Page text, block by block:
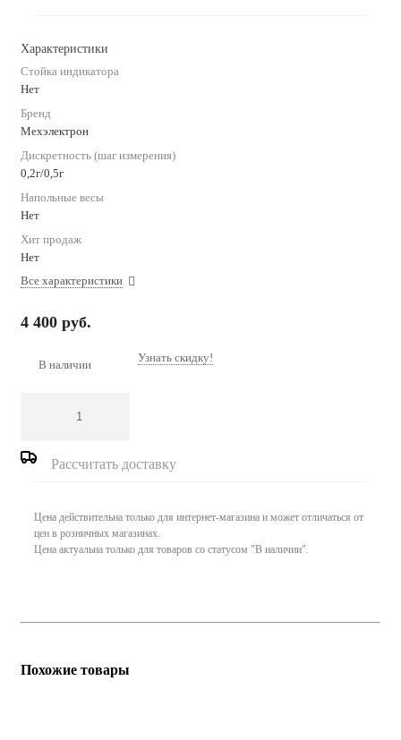
Характеристики
Стойка индикатора
Нет
Бренд
Мехэлектрон
Дискретность (шаг измерения)
0,2г/0,5г
Напольные весы
Нет
Хит продаж
Нет
Все характеристики
4 400 руб.
В наличии Узнать скидку!
Рассчитать доставку
Цена действительна только для интернет-магазина и может отличаться от
цен в розничных магазинах.
Цена актуальна только для товаров со статусом "В наличии".
Похожие товары